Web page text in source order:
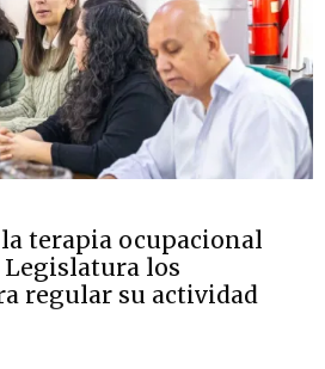
terapia ocupacional
los
regular su actividad